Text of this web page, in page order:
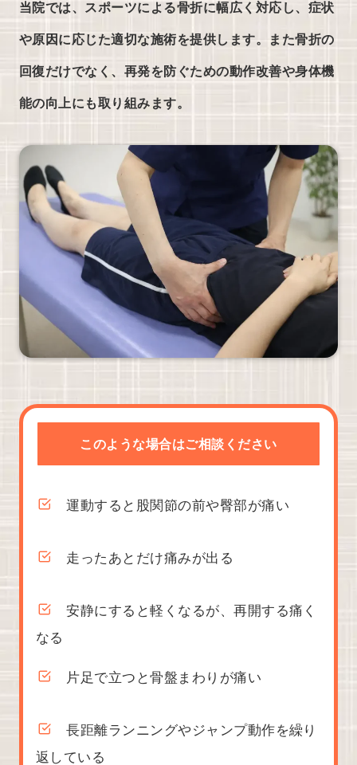
当院では、スポーツによる骨折に幅広く対応し、症状
や原因に応じた適切な施術を提供します。また骨折の
回復だけでなく、再発を防ぐための動作改善や身体機
能の向上にも取り組みます。
このような場合はご相談ください
運動すると股関節の前や臀部が痛い
走ったあとだけ痛みが出る
安静にすると軽くなるが、再開する痛く
なる
片足で立つと骨盤まわりが痛い
長距離ランニングやジャンプ動作を繰り
返している